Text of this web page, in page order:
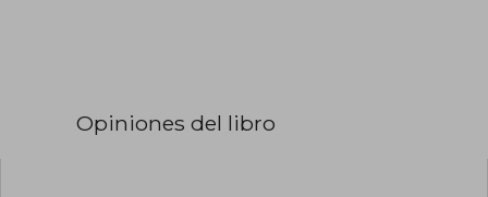
Opiniones del libro